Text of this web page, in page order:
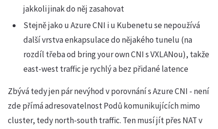
jakkoli jinak do něj zasahovat
Stejně jako u Azure CNI i u Kubenetu se nepoužívá
další vrstva enkapsulace do nějakého tunelu (na
rozdíl třeba od bring your own CNI s VXLANou), takže
east-west traffic je rychlý a bez přidané latence
Zbývá tedy jen pár nevýhod v porovnání s Azure CNI - není
zde přímá adresovatelnost Podů komunikujících mimo
cluster, tedy north-south traffic. Ten musí jít přes NAT v